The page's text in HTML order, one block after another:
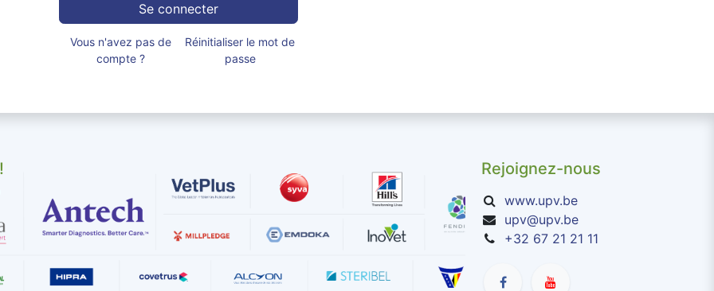
Se connecter
Vous n'avez pas de
compte ?
Réinitialiser le mot de
passe
Rejoignez-nous
www.upv.be
upv@upv.be
+32 67 21 21 11